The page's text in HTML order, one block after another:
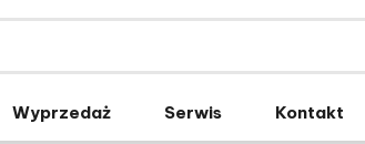
Wyprzedaż Serwis Kontakt